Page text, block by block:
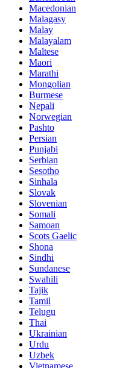
Macedonian
Malagasy
Malay
Malayalam
Maltese
Maori
Marathi
Mongolian
Burmese
Nepali
Norwegian
Pashto
Persian
Punjabi
Serbian
Sesotho
Sinhala
Slovak
Slovenian
Somali
Samoan
Scots Gaelic
Shona
Sindhi
Sundanese
Swahili
Tajik
Tamil
Telugu
Thai
Ukrainian
Urdu
Uzbek